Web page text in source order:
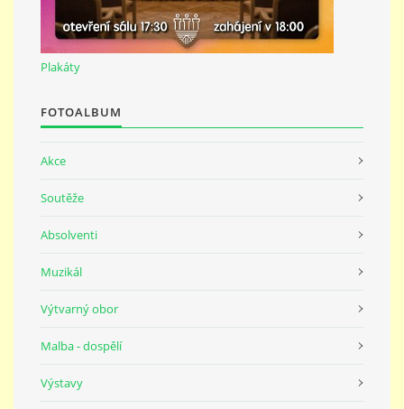
691 23
Plakáty
FOTOALBUM
Akce
Soutěže
Absolventi
Muzikál
Výtvarný obor
Malba - dospělí
Výstavy